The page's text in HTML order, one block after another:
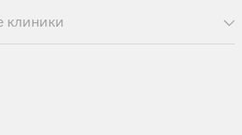
клиники